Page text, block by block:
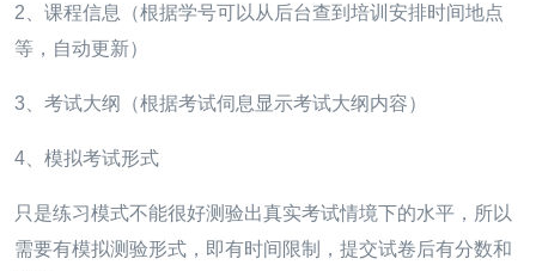
2、课程信息（根据学号可以从后台查到培训安排时间地点
等，自动更新）
3、考试大纲（根据考试伺息显示考试大纲内容）
4、模拟考试形式
只是练习模式不能很好测验出真实考试情境下的水平，所以
需要有模拟测验形式，即有时间限制，提交试卷后有分数和